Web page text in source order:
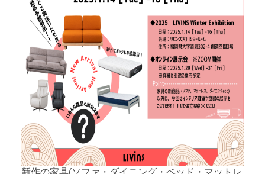
新作の家具(ソファ・ダイニング・ベッド・マットレ